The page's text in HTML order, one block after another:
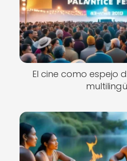
El cine como espejo